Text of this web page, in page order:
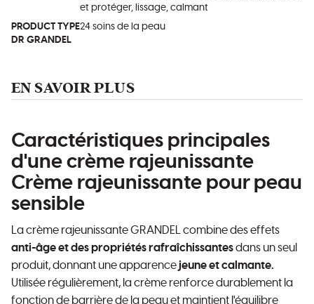
et protéger, lissage, calmant
PRODUCT TYPE
DR GRANDEL
24 soins de la peau
EN SAVOIR PLUS
Caractéristiques principales
d'une crème rajeunissante
Crème rajeunissante pour peau
sensible
La crème rajeunissante GRANDEL combine des effets
anti-âge et des propriétés rafraîchissantesdans un seul
produit, donnant une apparencejeune et calmante.
Utilisée régulièrement, la crème renforce durablement la
fonction de barrière de la peau et maintient l'équilibre